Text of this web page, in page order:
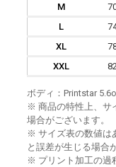
M
L
XL
XXL
ボディ：Printstar
※ 商品の特性上、サ
場合がございます。
※ サイズ表の数値は
と誤差が生じる場合
※ プリント加工の過